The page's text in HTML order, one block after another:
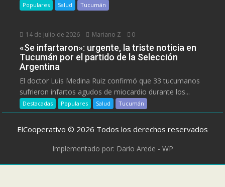
Populares Salud Tucumán
14 de julio de 2026 Mariano Z 0
«Se infartaron»: urgente, la triste noticia en
Tucumán por el partido de la Selección
Argentina
El doctor Luis Medina Ruiz confirmó que 33 tucumanos
sufrieron infartos agudos de miocardio durante los...
Destacadas Populares Salud Tucumán
ElCooperativo © 2026 Todos los derechos reservados